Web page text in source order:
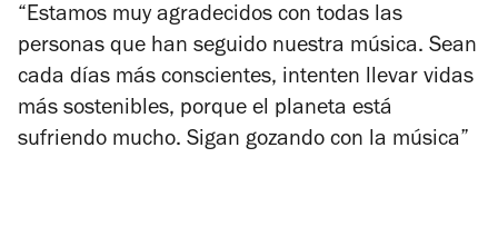
“Estamos muy agradecidos con todas las
personas que han seguido nuestra música. Sean
cada días más conscientes, intenten llevar vidas
más sostenibles, porque el planeta está
sufriendo mucho. Sigan gozando con la música”